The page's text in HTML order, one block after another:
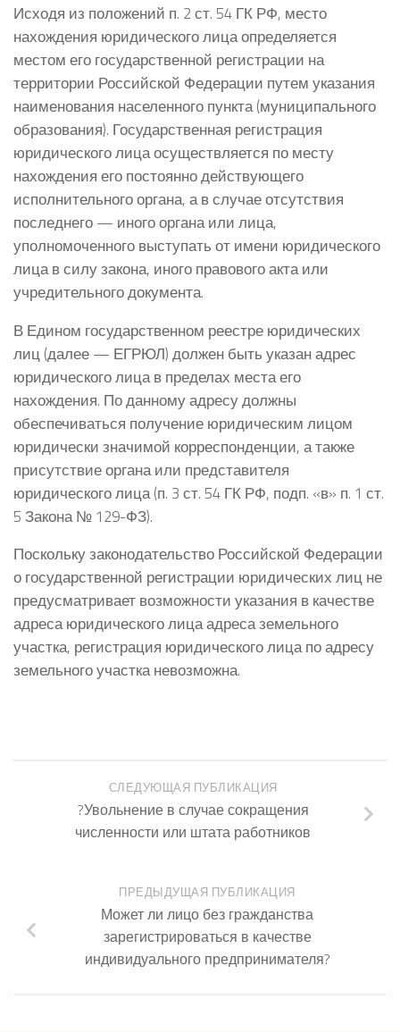
Исходя из положений п. 2 ст. 54 ГК РФ, место
нахождения юридического лица определяется
местом его государственной регистрации на
территории Российской Федерации путем указания
наименования населенного пункта (муниципального
образования). Государственная регистрация
юридического лица осуществляется по месту
нахождения его постоянно действующего
исполнительного органа, а в случае отсутствия
последнего — иного органа или лица,
уполномоченного выступать от имени юридического
лица в силу закона, иного правового акта или
учредительного документа.
В Едином государственном реестре юридических
лиц (далее — ЕГРЮЛ) должен быть указан адрес
юридического лица в пределах места его
нахождения. По данному адресу должны
обеспечиваться получение юридическим лицом
юридически значимой корреспонденции, а также
присутствие органа или представителя
юридического лица (п. 3 ст. 54 ГК РФ, подп. «в» п. 1 ст.
5 Закона № 129-ФЗ).
Поскольку законодательство Российской Федерации
о государственной регистрации юридических лиц не
предусматривает возможности указания в качестве
адреса юридического лица адреса земельного
участка, регистрация юридического лица по адресу
земельного участка невозможна.
СЛЕДУЮЩАЯ ПУБЛИКАЦИЯ
?Увольнение в случае сокращения
численности или штата работников
ПРЕДЫДУЩАЯ ПУБЛИКАЦИЯ
Может ли лицо без гражданства
зарегистрироваться в качестве
индивидуального предпринимателя?